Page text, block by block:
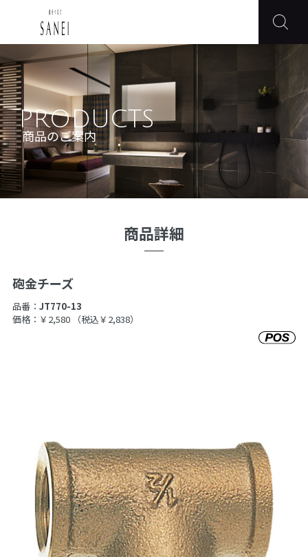
PRODUCTS
商品のご案内
商品詳細
砲金チーズ
品番： JT770-13
価格：￥2,580
（税込￥2,838）